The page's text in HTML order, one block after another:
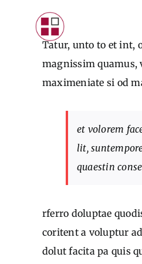
Tatur, unto to et int,
magnissim quamus,
maximeniate si od
et volorem
lit,
quaestin
rferro doluptae
coritent a voluptur
dolut facita pa quis